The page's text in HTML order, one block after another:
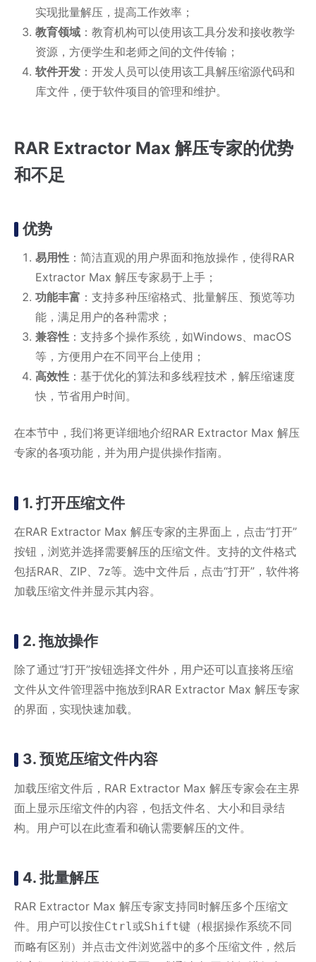
实现批量解压，提高工作效率；
教育领域 ：教育机构可以使用该工具分发和接收教学
资源，方便学生和老师之间的文件传输；
软件开发 ：开发人员可以使用该工具解压缩源代码和
库文件，便于软件项目的管理和维护。
RAR Extractor Max 解压专家的优势
和不足
优势
易用性 ：简洁直观的用户界面和拖放操作，使得RAR
Extractor Max 解压专家易于上手；
功能丰富 ：支持多种压缩格式、批量解压、预览等功
能，满足用户的各种需求；
兼容性 ：支持多个操作系统，如Windows、macOS
等，方便用户在不同平台上使用；
高效性 ：基于优化的算法和多线程技术，解压缩速度
快，节省用户时间。
在本节中，我们将更详细地介绍RAR Extractor Max 解压
专家的各项功能，并为用户提供操作指南。
1. 打开压缩文件
在RAR Extractor Max 解压专家的主界面上，点击“打开”
按钮，浏览并选择需要解压的压缩文件。支持的文件格式
包括RAR、ZIP、7z等。选中文件后，点击“打开”，软件将
加载压缩文件并显示其内容。
2. 拖放操作
除了通过“打开”按钮选择文件外，用户还可以直接将压缩
文件从文件管理器中拖放到RAR Extractor Max 解压专家
的界面，实现快速加载。
3. 预览压缩文件内容
加载压缩文件后，RAR Extractor Max 解压专家会在主界
面上显示压缩文件的内容，包括文件名、大小和目录结
构。用户可以在此查看和确认需要解压的文件。
4. 批量解压
RAR Extractor Max 解压专家支持同时解压多个压缩文
件。用户可以按住Ctrl或Shift键（根据操作系统不同
而略有区别）并点击文件浏览器中的多个压缩文件，然后